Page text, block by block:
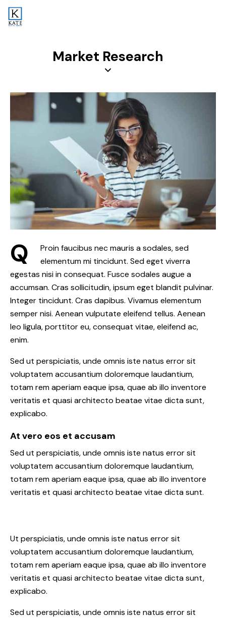
Market Research
Q
Proin faucibus nec mauris a sodales, sed
elementum mi tincidunt. Sed eget viverra
egestas nisi in consequat. Fusce sodales augue a
accumsan. Cras sollicitudin, ipsum eget blandit pulvinar.
Integer tincidunt. Cras dapibus. Vivamus elementum
semper nisi. Aenean vulputate eleifend tellus. Aenean
leo ligula, porttitor eu, consequat vitae, eleifend ac,
enim.
Sed ut perspiciatis, unde omnis iste natus error sit
voluptatem accusantium doloremque laudantium,
totam rem aperiam eaque ipsa, quae ab illo inventore
veritatis et quasi architecto beatae vitae dicta sunt,
explicabo.
At vero eos et accusam
Sed ut perspiciatis, unde omnis iste natus error sit
voluptatem accusantium doloremque laudantium,
totam rem aperiam eaque ipsa, quae ab illo inventore
veritatis et quasi architecto beatae vitae dicta sunt.
Ut perspiciatis, unde omnis iste natus error sit
voluptatem accusantium doloremque laudantium,
totam rem aperiam eaque ipsa, quae ab illo inventore
veritatis et quasi architecto beatae vitae dicta sunt,
explicabo.
Sed ut perspiciatis, unde omnis iste natus error sit